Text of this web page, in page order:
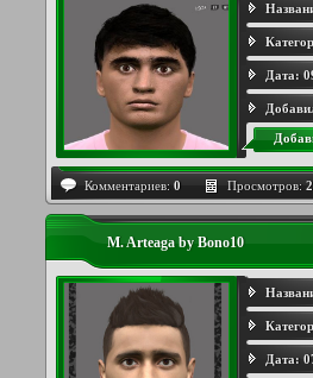
Дата:
Комментариев: 0 Просмотров:
M. Arteaga by Bono10
Дата: